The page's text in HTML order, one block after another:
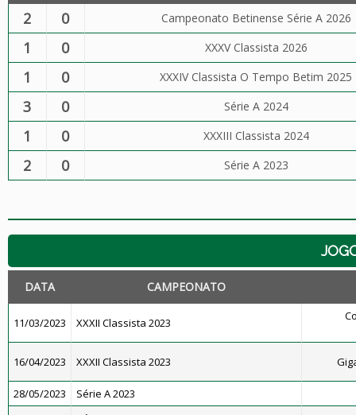
2 0 Campeonato Betinense Série A 2026
1 0 XXXV Classista 2026
1 0 XXXIV Classista O Tempo Betim 2025
3 0 Série A 2024
1 0 XXXIII Classista 2024
2 0 Série A 2023
DATA CAMPEONATO
11/03/2023 XXXII Classista 2023
16/04/2023 XXXII Classista 2023
28/05/2023
Série A 2023